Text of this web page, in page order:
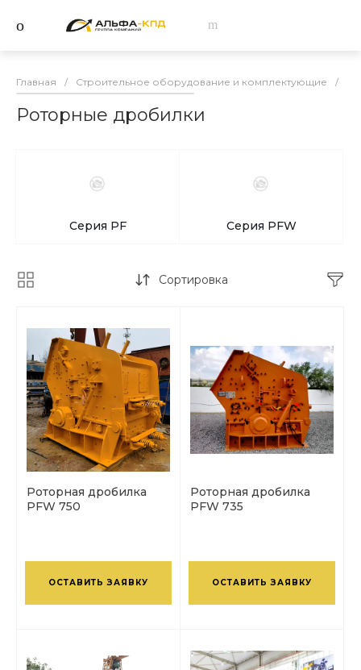
Главная / Строительное оборудование и комплектующие /
Роторные дробилки
Серия PF Серия PFW
Сортировка
Роторная дробилка
PFW 750
ОСТАВИТЬ ЗАЯВКУ
Роторная дробилка
PFW 735
ОСТАВИТЬ ЗАЯВКУ